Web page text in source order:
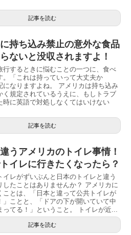
記事を読む
持ち込み禁止の意外な食品
ないと没収されますよ！
行するときに悩むことの一つに、食べ
。「これは持っていって大丈夫か
になりますよね。 アメリカは持ち込み
く規定されているうえに、もしトラブ
時に英語で対処しなくてはいけない
記事を読む
うアメリカのトイレ事情！
イレに行きたくなったら？
イレがずいぶんと日本のトイレと違う
したことはありませんか？ アメリカに
ことは、「日本と違って公共トイレが
」ことと、「ドアの下が開いていて中
ってる！」ということ。 トイレが近...
記事を読む